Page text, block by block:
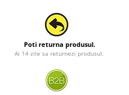
Poti returna produsul.
Ai 14 zile sa returnezi produsul.